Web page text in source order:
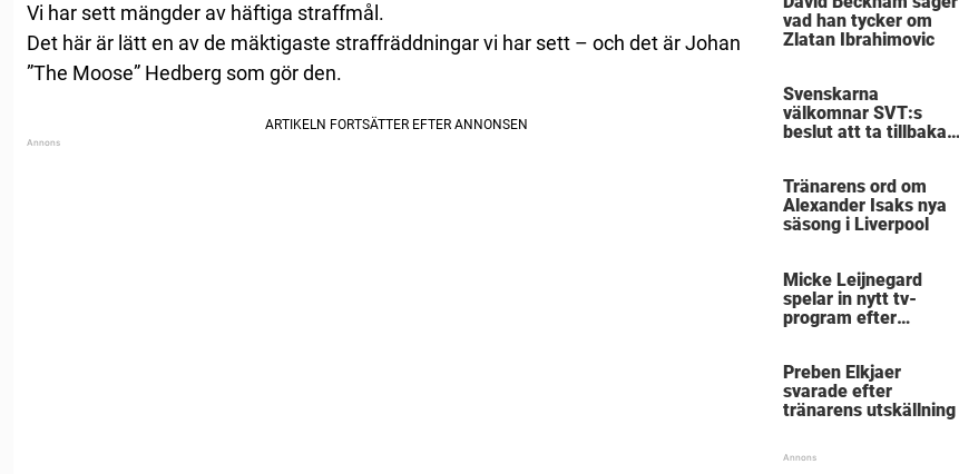
Vi har sett mängder av häftiga straffmål.
Det här är lätt en av de mäktigaste straffräddningar vi har sett – och det är Johan
”The Moose” Hedberg som gör den.
vad han tycker om
Zlatan Ibrahimovic
Svenskarna
välkomnar SVT:s
beslut att ta tillbaka
Tränarens ord om
Alexander Isaks nya
säsong i Liverpool
Micke Leijnegard
spelar in nytt tv-
program efter
Preben Elkjaer
svarade efter
tränarens utskällning